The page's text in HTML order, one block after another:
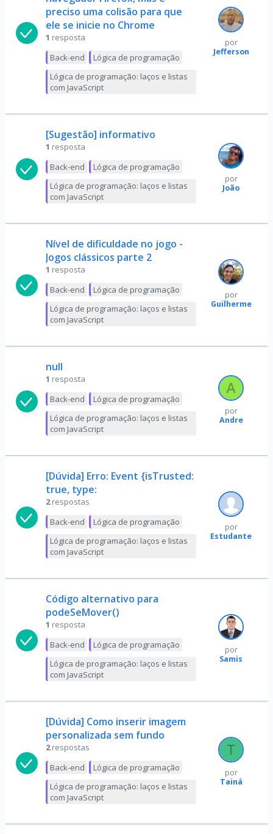
preciso uma colisão para que
ele se inicie no Chrome
1 resposta
Back-end
Lógica de programação
Lógica de programação: laços e listas
com JavaScript
por
Jefferson
[Sugestão] informativo
1 resposta
Back-end
Lógica de programação
Lógica de programação: laços e listas
com JavaScript
por
João
Nível de dificuldade no jogo -
Jogos clássicos parte 2
1 resposta
Back-end
Lógica de programação
Lógica de programação: laços e listas
com JavaScript
por
Guilherme
null
1 resposta
Back-end
Lógica de programação
Lógica de programação: laços e listas
com JavaScript
por
Andre
[Dúvida] Erro: Event {isTrusted:
true, type:
2 respostas
Back-end
Lógica de programação
Lógica de programação: laços e listas
com JavaScript
por
Estudante
Código alternativo para
podeSeMover()
1 resposta
Back-end
Lógica de programação
Lógica de programação: laços e listas
com JavaScript
por
Samis
[Dúvida] Como inserir imagem
personalizada sem fundo
2 respostas
Back-end
Lógica de programação
Lógica de programação: laços e listas
com JavaScript
por
Tainá